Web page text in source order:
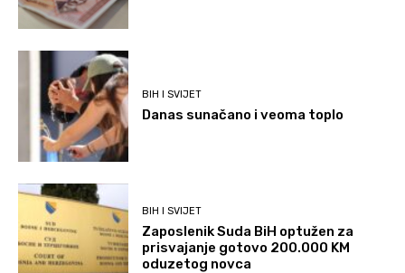
BIH I SVIJET
Danas sunačano i veoma toplo
BIH I SVIJET
Zaposlenik Suda BiH optužen za
prisvajanje gotovo 200.000 KM
oduzetog novca